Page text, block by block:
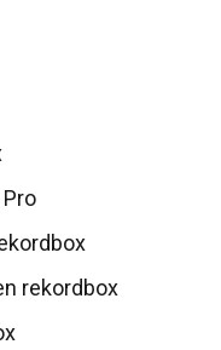
rekordbox